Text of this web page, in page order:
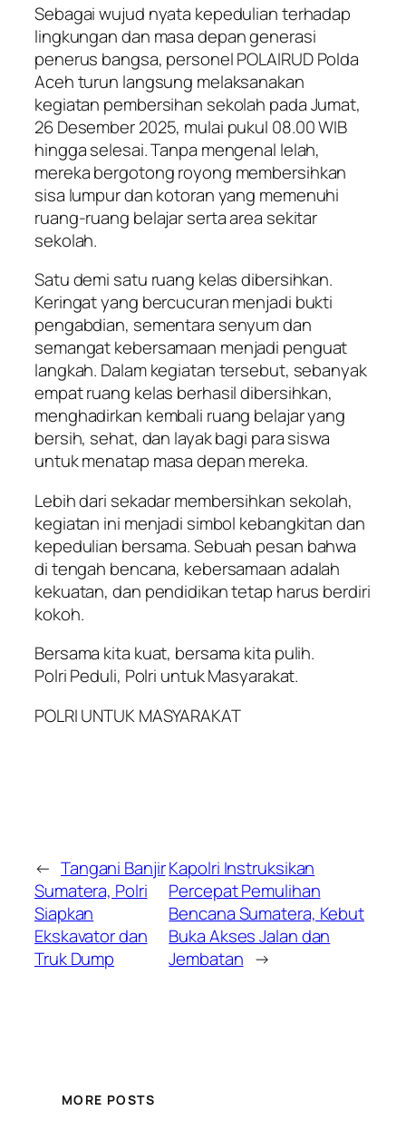
Sebagai wujud nyata kepedulian terhadap
lingkungan dan masa depan generasi
penerus bangsa, personel POLAIRUD Polda
Aceh turun langsung melaksanakan
kegiatan pembersihan sekolah pada Jumat,
26 Desember 2025, mulai pukul 08.00 WIB
hingga selesai. Tanpa mengenal lelah,
mereka bergotong royong membersihkan
sisa lumpur dan kotoran yang memenuhi
ruang-ruang belajar serta area sekitar
sekolah.
Satu demi satu ruang kelas dibersihkan.
Keringat yang bercucuran menjadi bukti
pengabdian, sementara senyum dan
semangat kebersamaan menjadi penguat
langkah. Dalam kegiatan tersebut, sebanyak
empat ruang kelas berhasil dibersihkan,
menghadirkan kembali ruang belajar yang
bersih, sehat, dan layak bagi para siswa
untuk menatap masa depan mereka.
Lebih dari sekadar membersihkan sekolah,
kegiatan ini menjadi simbol kebangkitan dan
kepedulian bersama. Sebuah pesan bahwa
di tengah bencana, kebersamaan adalah
kekuatan, dan pendidikan tetap harus berdiri
kokoh.
Bersama kita kuat, bersama kita pulih.
Polri Peduli, Polri untuk Masyarakat.
POLRI UNTUK MASYARAKAT
← Tangani Banjir
Sumatera, Polri
Siapkan
Ekskavator dan
Truk Dump
Kapolri Instruksikan
Percepat Pemulihan
Bencana Sumatera, Kebut
Buka Akses Jalan dan
Jembatan →
MORE POSTS